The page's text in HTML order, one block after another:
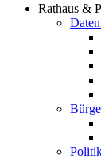
Rathaus &